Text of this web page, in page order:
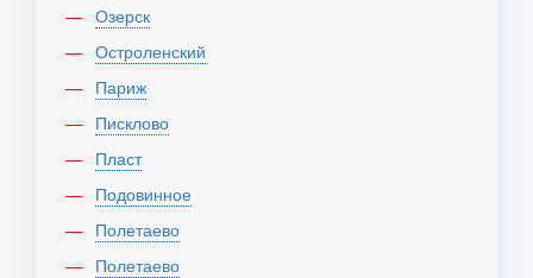
Озерск
Остроленский
Париж
Писклово
Пласт
Подовинное
Полетаево
Полетаево